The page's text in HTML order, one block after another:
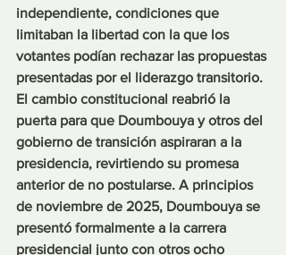
independiente, condiciones que
limitaban la libertad con la que los
votantes podían rechazar las propuestas
presentadas por el liderazgo transitorio.
El cambio constitucional reabrió la
puerta para que Doumbouya y otros del
gobierno de transición aspiraran a la
presidencia, revirtiendo su promesa
anterior de no postularse. A principios
de noviembre de 2025, Doumbouya se
presentó formalmente a la carrera
presidencial junto con otros ocho